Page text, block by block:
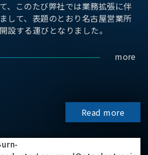
、このたび弊社では業務拡張に伴
して、表題のとおり名古屋営業所
設する運びとなりました。
more
Read more